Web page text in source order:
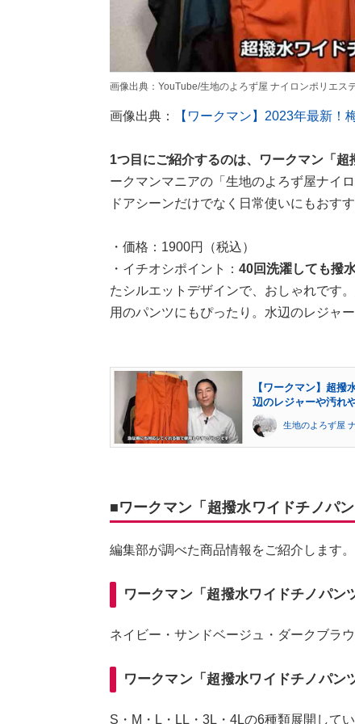
画像出典：YouTube/生地のよろず屋 ナイロンポリエス
画像出典： 【ワークマン】2023年最新！
1つ目にご紹介するのは、ワークマン「超
ークマンマニアの「生地のよろず屋ナイ
ドアシーンだけでなく日常使いにもおす
・価格：1900円（税込）
・イチオシポイント： 40回洗濯しても撥
たシルエットデザインで、おしゃれです
用のパンツにもぴったり。水辺のレジャー
【ワークマン】超撥
辺のレジャーや汚れ
生地のよろず屋
■ワークマン「超撥水ワイドチノパ
編集部が調べた商品情報をご紹介します。
ワークマン「超撥水ワイドチノパン
ネイビー・サンドベージュ・ダークブラ
ワークマン「超撥水ワイドチノパン
S・M・L・LL・3L・4Lの6種類展開してい